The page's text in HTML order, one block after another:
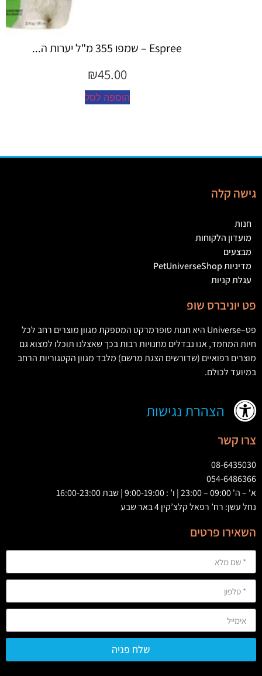
Espree – שמפו 355 מ"ל יערות ה...
₪45.00
הוספה לסל
גישה קלה
חנות
מועדון הלקוחות
מבצעים
מדיניות PetUniverseShop
עגלת קניות
פט יוניברס שופ
פט–
Universe היא חנות סופרמרקט המספקת מגוון מוצרים רחב לכל
חיות המחמד,אנו נבדלים מחנויות רבות בכך שאצלנו תוכלו למצוא גם
מוצרים רפואיים (שדורשים הצגת מרשם) מלבד מגוון הקטגוריות הרחב
במיועד לכולם.
הצהרת נגישות
צרו קשר
08-6435030
054-6486366
א' – ה' 09:00 – 23:00 | ו’ : 9:00-19:00 | שבת 16:00-23:00
נחל עשן: רח’ רפאל קלצ’קין 4 באר שבע
השאירו פרטים
שלח פניה